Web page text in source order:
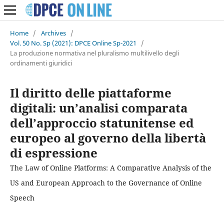
Home / Archives /
Vol. 50 No. Sp (2021): DPCE Online Sp-2021
/
La produzione normativa nel pluralismo multilivello degli
ordinamenti giuridici
Il diritto delle piattaforme
digitali: un’analisi comparata
dell’approccio statunitense ed
europeo al governo della libertà
di espressione
The Law of Online Platforms: A Comparative Analysis of the
US and European Approach to the Governance of Online
Speech